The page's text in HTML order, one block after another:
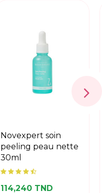
novexpert soin
peeling peau nette
30ml
114,240 TND